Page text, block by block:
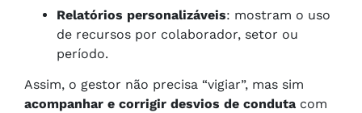
Relatórios personalizáveis: mostram o uso
de recursos por colaborador, setor ou
período.
Assim, o gestor não precisa “vigiar”, mas sim
acompanhar e corrigir desvios de conduta com